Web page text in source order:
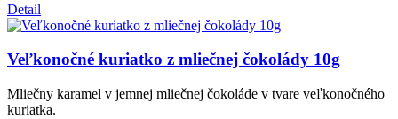
Detail
Veľkonočné kuriatko z mliečnej čokolády 10g
Mliečny karamel v jemnej mliečnej čokoláde v tvare veľkonočného
kuriatka.